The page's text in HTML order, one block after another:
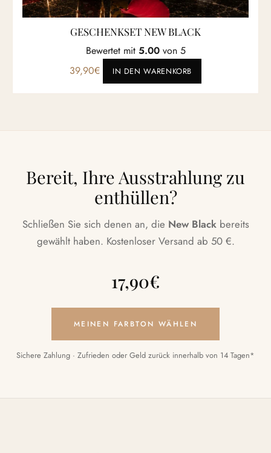
GESCHENKSET NEW BLACK
Bewertet mit 5.00von 5
39,90€ IN DEN WARENKORB
Bereit, Ihre Ausstrahlung zu
enthüllen?
Schließen Sie sich denen an, die New Blackbereits
gewählt haben. Kostenloser Versand ab 50 €.
17,90€
MEINEN FARBTON WÄHLEN
Sichere Zahlung · Zufrieden oder Geld zurück innerhalb von 14 Tagen*